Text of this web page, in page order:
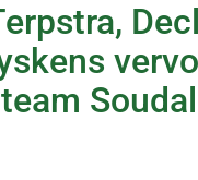
Soudal